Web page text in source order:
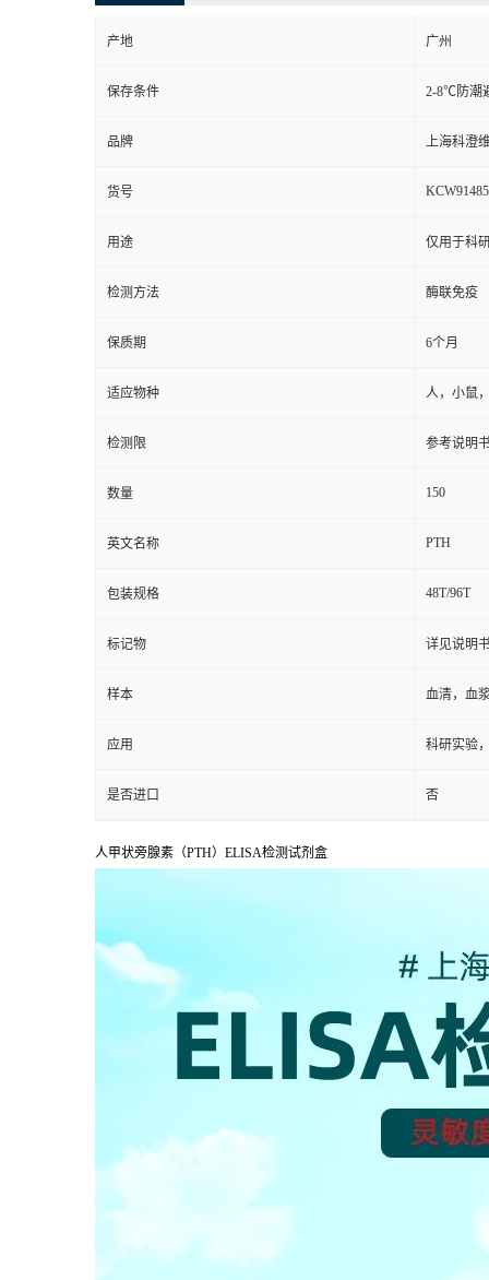
产地 广州
保存条件 2-8℃防潮
品牌 上海科澄
货号 KCW91485
用途 仅用于科
检测方法 酶联免疫
保质期 6个月
适应物种 人，小鼠
检测限 参考说明
数量 150
英文名称 PTH
包装规格 48T/96T
标记物 详见说明
样本 血清，血
应用 科研实验
是否进口 否
人甲状旁腺素（PTH）ELISA检测试剂盒